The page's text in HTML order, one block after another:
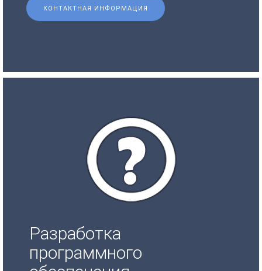
КОНТАКТНАЯ ИНФОРМАЦИЯ
Разработка
программного